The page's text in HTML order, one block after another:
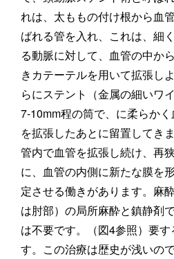
れは、太ももの付け根から血
ばれる管を入れ、これは、細
る動脈に対して、血管の中か
きカテーテルを用いて拡張し
らにステント（金属の細いワ
7-10mm程の筒で、に柔らかく
を拡張したあとに留置してき
管内で血管を拡張し続け、再
に、血管の内側に新たな膜を
定させる働きがあります。麻
は肘部）の局所麻酔と鎮静剤
は不要です。（図4参照）要
す。この治療は歴史が浅いの